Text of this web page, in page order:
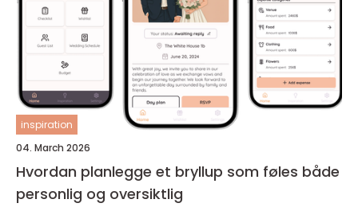
inspiration
04. March 2026
Hvordan planlegge et bryllup som føles både
personlig og oversiktlig